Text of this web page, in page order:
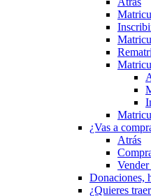
¿Vas a
Atrás
Donaciones,
¿Quieres